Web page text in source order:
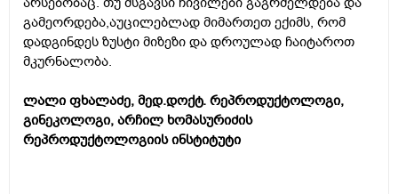
გამეორდება,აუცილებლად მიმართეთ ექიმს, რომ
დადგინდეს ზუსტი მიზეზი და დროულად ჩაიტაროთ
მკურნალობა.
ლალი ფხალაძე, მედ.დოქტ. რეპროდუქტოლოგი,
გინეკოლოგი, არჩილ ხომასურიძის
რეპროდუქტოლოგიის ინსტიტუტი